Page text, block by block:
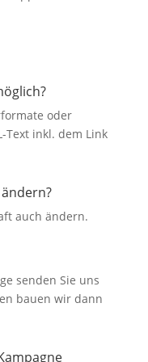
oder
Text inkl. dem Link
auch ändern.
senden Sie uns
bauen wir dann